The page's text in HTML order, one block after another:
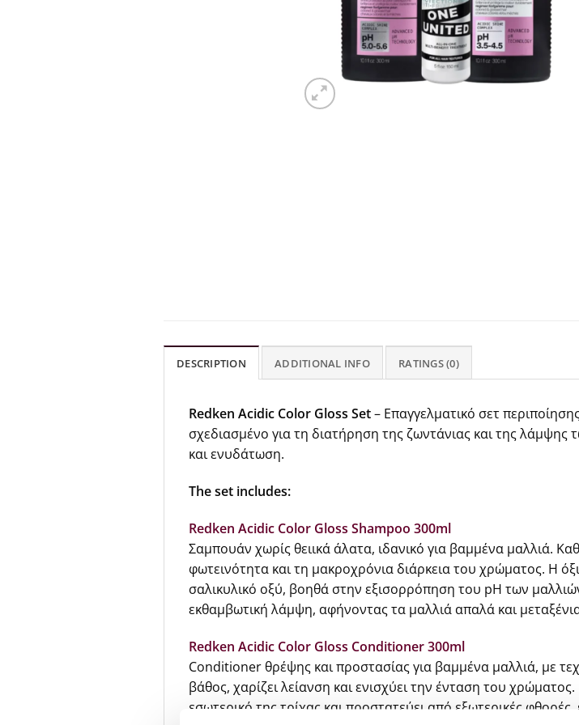
DESCRIPTION ADDITIONAL INFO RATINGS (0)
Redken Acidic Color Gloss Set– Επαγγελματικό σετ
σχεδιασμένο για τη διατήρηση της ζωντάνιας και της
και ενυδάτωση.
The set includes:
Redken Acidic Color Gloss Shampoo 300ml
Σαμπουάν χωρίς θειικά άλατα, ιδανικό για βαμμένα μαλλιά.
φωτεινότητα και τη μακροχρόνια διάρκεια του χρώματος. Η
σαλικυλικό οξύ, βοηθά στην εξισορρόπηση του pH των
εκθαμβωτική λάμψη, αφήνοντας τα μαλλιά απαλά και
Redken Acidic Color Gloss Conditioner 300ml
Conditioner θρέψης και προστασίας για βαμμένα μαλλιά, με
βάθος, χαρίζει λείανση και ενισχύει την ένταση του
εσωτερικό της τρίχας και προστατεύει από εξωτερικές